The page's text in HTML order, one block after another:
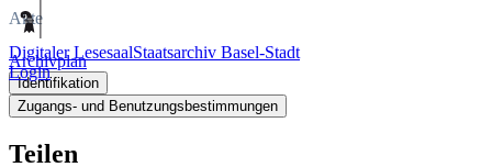
Digitaler LesesaalStaatsarchiv Basel-Stadt
Login
Akte
Archivplan
Identifikation
Zugangs- und Benutzungsbestimmungen
Teilen